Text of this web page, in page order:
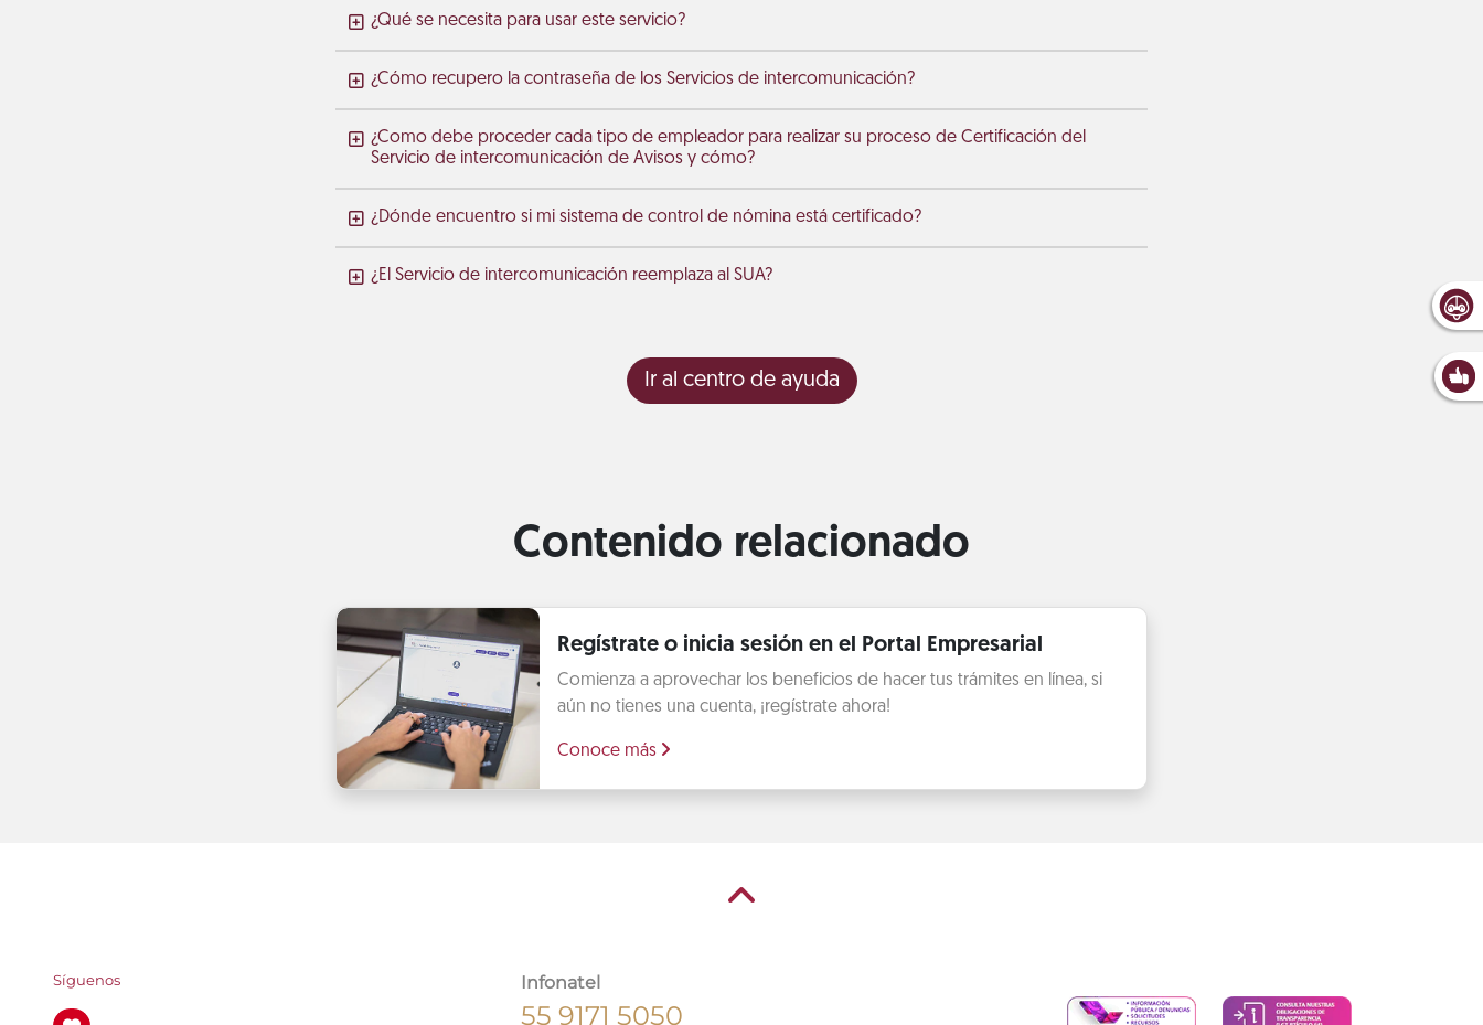
¿Qué se necesita para usar este servicio?
¿Cómo recupero la contraseña de los Servicios de intercomunicación?
¿Como debe proceder cada tipo de empleador para realizar su proceso de Certificación del
Servicio de intercomunicación de Avisos y cómo?
¿Dónde encuentro si mi sistema de control de nómina está certificado?
¿El Servicio de intercomunicación reemplaza al SUA?
Ir al centro de ayuda
Contenido relacionado
Regístrate o inicia sesión en el Portal Empresarial
Comienza a aprovechar los beneficios de hacer tus trámites en línea, si
aún no tienes una cuenta, ¡regístrate ahora!
Conoce más
Síguenos Infonatel
55 9171 5050